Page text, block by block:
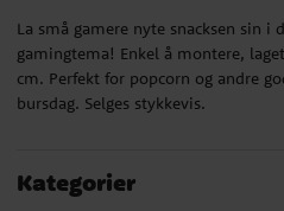
La små gamere nyte snacksen sin i
gamingtema! Enkel å montere,
cm. Perfekt for popcorn og andre
bursdag. Selges stykkevis.
Kategorier